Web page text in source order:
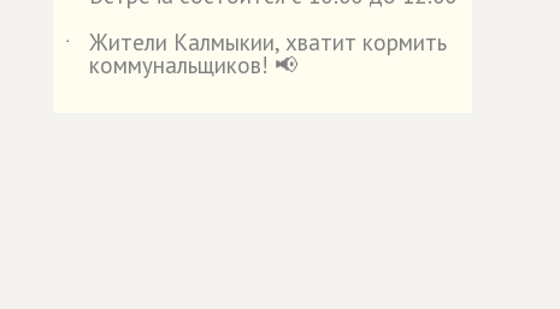
˙
Жители Калмыкии, хватит кормить
коммунальщиков! 📢